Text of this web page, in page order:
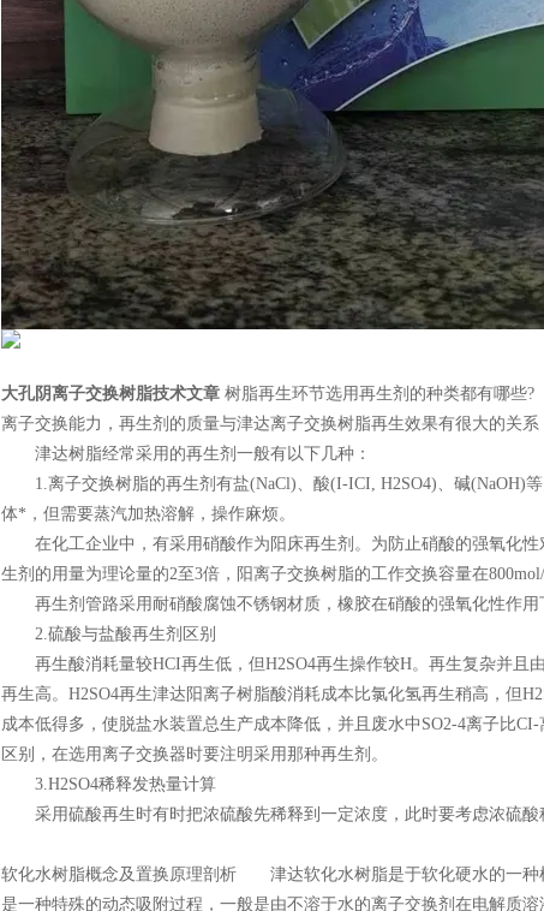
大孔阴离子交换树脂技术文章 树脂再生环节选用再生剂的种类都有哪
离子交换能力，再生剂的质量与津达离子交换树脂再生效果有很大的关系
津达树脂经常采用的再生剂一般有以下几种：
1.离子交换树脂的再生剂有盐(NaCl)、酸(I-ICI, H2SO4)、碱(NaOH)
体*，但需要蒸汽加热溶解，操作麻烦。
在化工企业中，有采用硝酸作为阳床再生剂。为防止硝酸的强氧化性
生剂的用量为理论量的2至3倍，阳离子交换树脂的工作交换容量在800mol/
再生剂管路采用耐硝酸腐蚀不锈钢材质，橡胶在硝酸的强氧化性作用
2.硫酸与盐酸再生剂区别
再生酸消耗量较HCI再生低，但H2SO4再生操作较H。再生复杂并且
再生高。H2SO4再生津达阳离子树脂酸消耗成本比氯化氢再生稍高，但
成本低得多，使脱盐水装置总生产成本降低，并且废水中SO2-4离子比
区别，在选用离子交换器时要注明采用那种再生剂。
3.H2SO4稀释发热量计算
采用硫酸再生时有时把浓硫酸先稀释到一定浓度，此时要考虑浓硫酸
软化水树脂概念及置换原理剖析 津达软化水树脂是于软化硬水的一种
是一种特殊的动态吸附过程，一般是由不溶于水的离子交换剂在电解质